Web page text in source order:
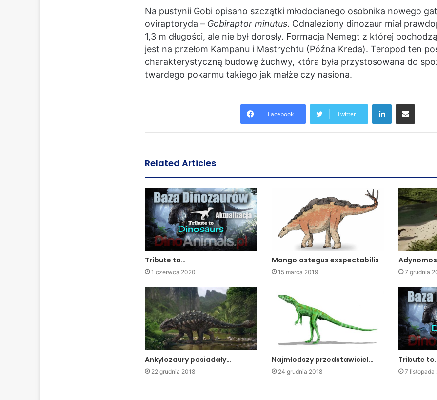
Na pustynii Gobi opisano szczątki młodocianego osobnika nowego
oviraptoryda – Gobiraptor minutus. Odnaleziony dinozaur miał
1,3 m długości, ale nie był dorosły. Formacja Nemegt z której
jest na przełom Kampanu i Mastrychtu (Późna Kreda). Teropod ten
charakterystyczną budowę żuchwy, która była przystosowana do
twardego pokarmu takiego jak małże czy nasiona.
Facebook Twitter
LinkedInShare via Email
Related Articles
Tribute to…
1 czerwca 2020
Mongolostegus exspectabilis
15 marca 2019 7 grudnia
Ankylozaury posiadały…
22 grudnia 2018
Najmłodszy przedstawiciel…
24 grudnia 2018
Tribute
7 listopada